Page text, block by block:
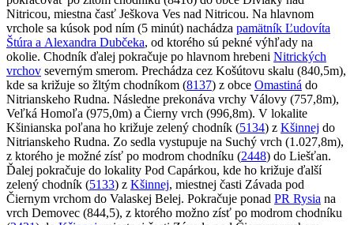
Nitricou, miestna časť Ješkova Ves nad Nitricou. Na hlavnom
vrchole sa kúsok pod ním (5 minút) nachádza pamätník Ľudovíta
Štúra a Alexandra Dubčeka, od ktorého sú pekné výhľady na
okolie. Chodník ďalej pokračuje po hlavnom hrebeni Nitrických
vrchov severným smerom. Prechádza cez Košútovu skalu (840,5m),
kde sa križuje so žltým chodníkom (8137) z obce Omastiná do
Nitrianskeho Rudna. Následne prekonáva vrchy Válovy (757,8m),
Veľká Homoľa (975,0m) a Čierny vrch (996,8m). V lokalite
Kšinianska poľana ho križuje zelený chodník (5134) z Kšinnej do
Nitrianskeho Rudna. Zo sedla vystupuje na Suchý vrch (1.027,8m),
z ktorého je možné zísť po modrom chodníku (2448) do Liešťan.
Ďalej pokračuje do lokality Pod Capárkou, kde ho križuje ďalší
zelený chodník (5133) z Kšinnej, miestnej časti Závada pod
Čiernym vrchom do Valaskej Belej. Pokračuje ponad PR Rysia na
vrch Demovec (844,5), z ktorého možno zísť po modrom chodníku